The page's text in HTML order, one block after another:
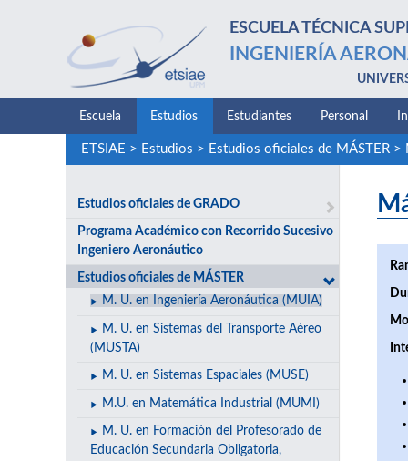
ESCUELA TÉCNICA
INGENIERÍA
Escuela Estudios Estudiantes Personal
ETSIAE > Estudios > Estudios oficiales de MÁSTER>
Estudios oficiales de GRADO
Programa Académico con Recorrido Sucesivo
Ingeniero Aeronáutico
Estudios oficiales de MÁSTER
M. U. en Ingeniería Aeronáutica (MUIA)
M. U. en Sistemas del Transporte Aéreo
(MUSTA)
M. U. en Sistemas Espaciales (MUSE)
M.U. en Matemática Industrial (MUMI)
M. U. en Formación del Profesorado de
Educación Secundaria Obligatoria,